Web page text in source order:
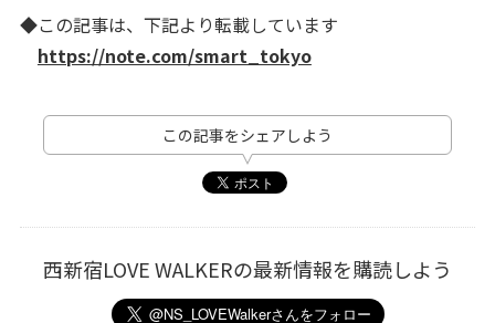
◆この記事は、下記より転載しています
https://note.com/smart_tokyo
この記事をシェアしよう
西新宿LOVE WALKERの最新情報を購読しよう